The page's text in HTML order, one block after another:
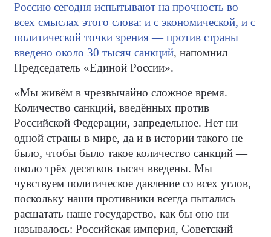
Россию сегодня испытывают на прочность во
всех смыслах этого слова: и с экономической, и с
политической точки зрения — против страны
введено около 30 тысяч санкций, напомнил
Председатель «Единой России».
«Мы живём в чрезвычайно сложное время.
Количество санкций, введённых против
Российской Федерации, запредельное. Нет ни
одной страны в мире, да и в истории такого не
было, чтобы было такое количество санкций —
около трёх десятков тысяч введены. Мы
чувствуем политическое давление со всех углов,
поскольку наши противники всегда пытались
расшатать наше государство, как бы оно ни
называлось: Российская империя, Советский